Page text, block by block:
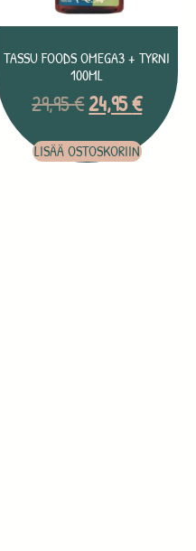
TASSU FOODS OMEGA3 + TYRNI
100ML
29,95€24,95€
LISÄÄ OSTOSKORIIN